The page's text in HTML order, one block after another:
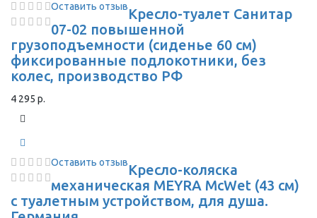
Оставить отзывКресло-туалет Санитар
07-02 повышенной
грузоподъемности (сиденье 60 см)
фиксированные подлокотники, без
колес, производство РФ
4 295 р.
Оставить отзывКресло-коляска
механическая MEYRA McWet (43 см)
с туалетным устройством, для душа.